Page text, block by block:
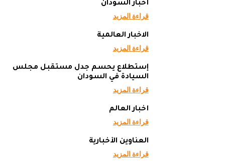
أخبار السودان
قراءة المزيد
الاخبار العالمية
قراءة المزيد
إستطلاع يحسم جدل مستقبل مجلس
السيادة في السودان
قراءة المزيد
أخبار العالم
قراءة المزيد
العناوين الأخبارية
قراءة المزيد